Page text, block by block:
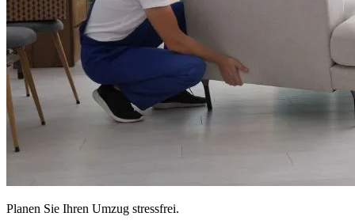
Planen Sie Ihren Umzug stressfrei.